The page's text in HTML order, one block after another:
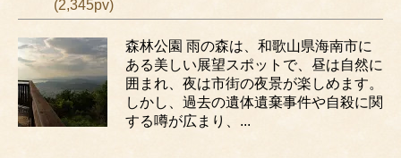
(2,345pv)
森林公園 雨の森は、和歌山県海南市に
ある美しい展望スポットで、昼は自然に
囲まれ、夜は市街の夜景が楽しめます。
しかし、過去の遺体遺棄事件や自殺に関
する噂が広まり、...